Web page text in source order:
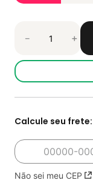
＋
－
Não sei meu CEP